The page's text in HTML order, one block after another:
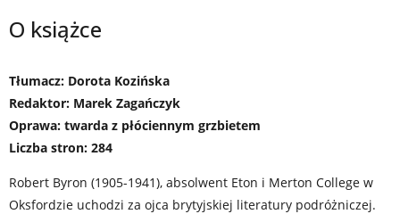
O książce
Tłumacz: Dorota Kozińska
Redaktor: Marek Zagańczyk
Oprawa: twarda z płóciennym grzbietem
Liczba stron: 284
Robert Byron (1905-1941), absolwent Eton i Merton College w
Oksfordzie uchodzi za ojca brytyjskiej literatury podróżniczej.